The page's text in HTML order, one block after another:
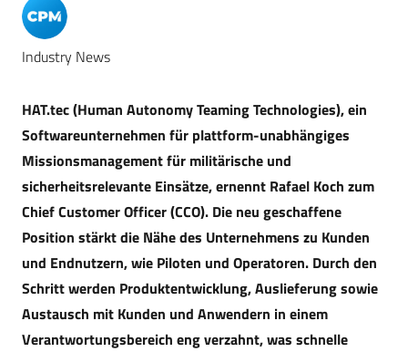
Industry News
HAT.tec (Human Autonomy Teaming Technologies), ein
Softwareunternehmen für plattform-unabhängiges
Missionsmanagement für militärische und
sicherheitsrelevante Einsätze, ernennt Rafael Koch zum
Chief Customer Officer (CCO). Die neu geschaffene
Position stärkt die Nähe des Unternehmens zu Kunden
und Endnutzern, wie Piloten und Operatoren. Durch den
Schritt werden Produktentwicklung, Auslieferung sowie
Austausch mit Kunden und Anwendern in einem
Verantwortungsbereich eng verzahnt, was schnelle